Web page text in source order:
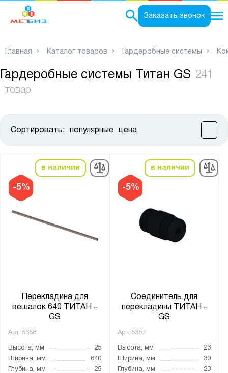
Заказать звонок
Главная Каталог товаров Гардеробные системы
Гардеробные системы Титан GS
241
товар
Сортировать: популярные цена
-5%
в наличии
Перекладина для
вешалок 640 ТИТАН -
GS
Арт. 5358
Высота, мм
25
Ширина, мм
640
Глубина, мм
25
-5%
в наличии
Соединитель для
перекладины ТИТАН -
GS
Арт. 5357
Высота, мм
23
Ширина, мм
30
Глубина, мм
23
Высота, мм:
от
Ширина, мм:
от до
Транспортный белый (RAL 9016)